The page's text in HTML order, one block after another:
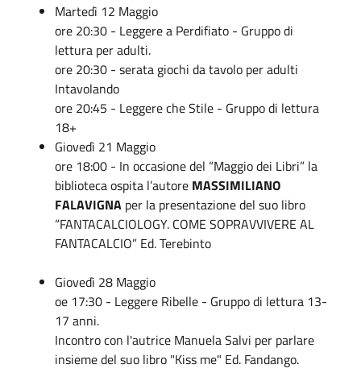
Martedì 12 Maggio
ore 20:30 - Leggere a Perdifiato - Gruppo di
lettura per adulti.
ore 20:30 - serata giochi da tavolo per adulti
Intavolando
ore 20:45 - Leggere che Stile - Gruppo di lettura
18+
Giovedì 21 Maggio
ore 18:00 - In occasione del “Maggio dei Libri” la
biblioteca ospita l’autore MASSIMILIANO
FALAVIGNA per la presentazione del suo libro
“FANTACALCIOLOGY. COME SOPRAVVIVERE AL
FANTACALCIO” Ed. Terebinto
Giovedì 28 Maggio
oe 17:30 - Leggere Ribelle - Gruppo di lettura 13-
17 anni.
Incontro con l'autrice Manuela Salvi per parlare
insieme del suo libro "Kiss me" Ed. Fandango.